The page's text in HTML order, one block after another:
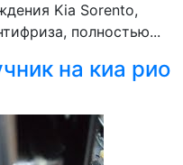
Kia Sorento,
полностью...
на киа рио